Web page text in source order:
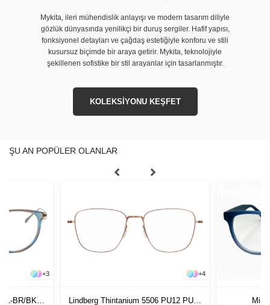
Mykita, ileri mühendislik anlayışı ve modern tasarım diliyle
gözlük dünyasında yenilikçi bir duruş sergiler. Hafif yapısı,
fonksiyonel detayları ve çağdaş estetiğiyle konforu ve stili
kusursuz biçimde bir araya getirir. Mykita, teknolojiyle
şekillenen sofistike bir stil arayanlar için tasarlanmıştır.
KOLEKSİYONU KEŞFET
ŞU AN POPÜLER OLANLAR
+3
BR/BK
+4
Lindberg Thintanium 5506 PU12 PU12